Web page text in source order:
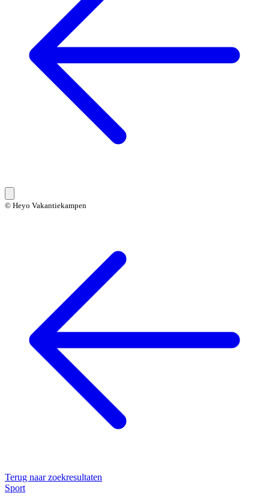
© Heyo Vakantiekampen
Terug naar zoekresultaten
Sport